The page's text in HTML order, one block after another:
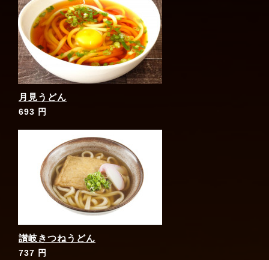
月見うどん
693 円
讃岐きつねうどん
737 円